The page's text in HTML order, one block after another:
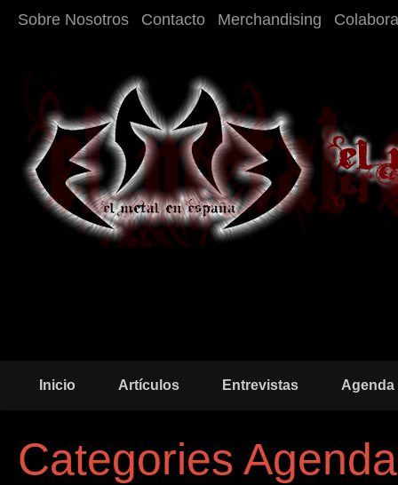
Sobre Nosotros Contacto Merchandising
Inicio Artículos Entrevistas Agenda
Categories Agenda